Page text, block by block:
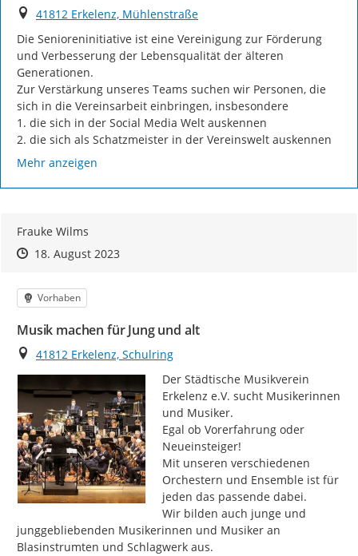
Ort
41812 Erkelenz, Mühlenstraße
Die Senioreninitiative ist eine Vereinigung zur Förderung
und Verbesserung der Lebensqualität der älteren
Generationen.
Zur Verstärkung unseres Teams suchen wir Personen, die
sich in die Vereinsarbeit einbringen, insbesondere
1. die sich in der Social Media Welt auskennen
2. die sich als Schatzmeister in der Vereinswelt auskennen
Mehr anzeigen
Frauke Wilms
Zeitpunkt des Erstellens
Zeitpunkt des Erstellens
18. August 2023Zur Äußerung
Kategorie
Vorhaben
Musik machen für Jung und alt
Ort
41812 Erkelenz, Schulring
Der Städtische Musikverein
Erkelenz e.V. sucht Musikerinnen
und Musiker.
Egal ob Vorerfahrung oder
Neueinsteiger!
Mit unseren verschiedenen
Orchestern und Ensemble ist für
jeden das passende dabei.
Wir bilden auch junge und
junggebliebenden Musikerinnen und Musiker an
Blasinstrumten und Schlagwerk aus.